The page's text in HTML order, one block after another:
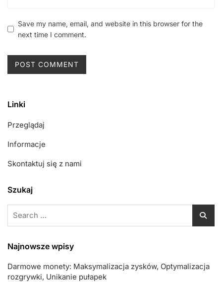
Save my name, email, and website in this browser for the
next time I comment.
Linki
Przeglądaj
Informacje
Skontaktuj się z nami
Szukaj
Najnowsze wpisy
Darmowe monety: Maksymalizacja zysków, Optymalizacja
rozgrywki, Unikanie pułapek